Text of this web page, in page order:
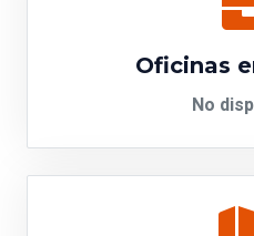
Oficinas
No